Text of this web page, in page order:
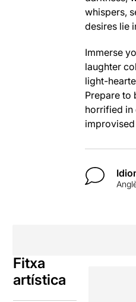
whispers,
desires lie
Immerse
laughter
light-
Prepare to
horrified in
Fitxa
artística